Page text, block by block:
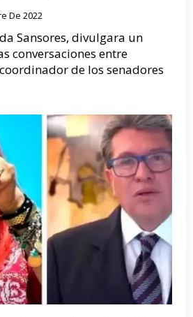
De 2022
Sansores, divulgara un
conversaciones entre
de los senadores